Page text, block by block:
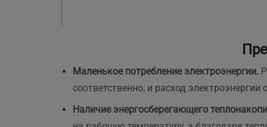
Маленькое потребление электроэнергии.
соответственно, и расход
Наличие энергосберегающего